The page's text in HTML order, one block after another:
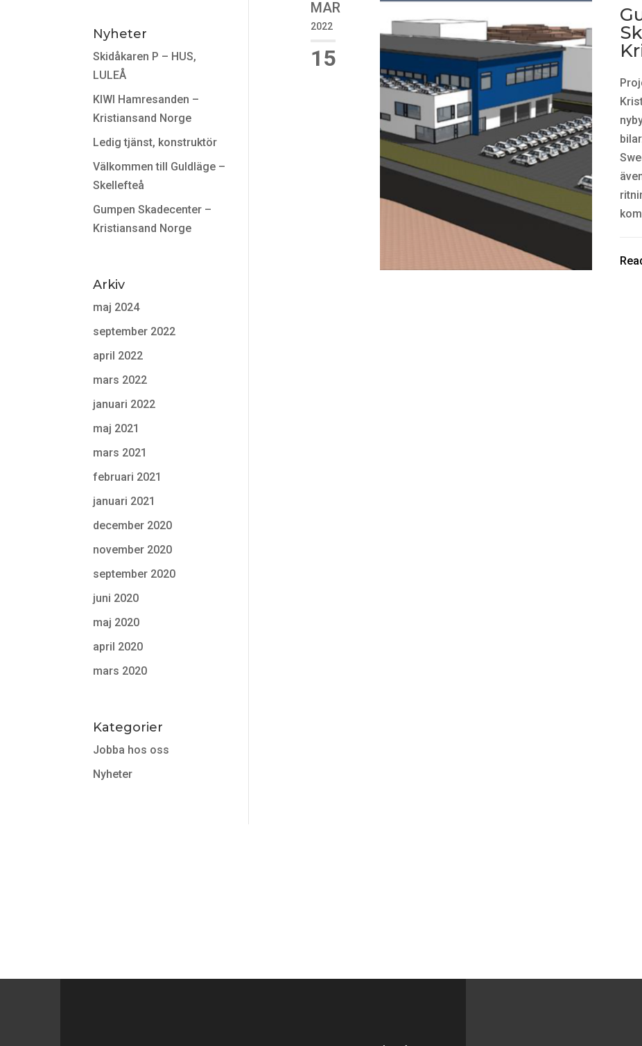
Nyheter
Skidåkaren P – HUS,
LULEÅ
KIWI Hamresanden –
Kristiansand Norge
Ledig tjänst, konstruktör
Välkommen till Guldläge –
Skellefteå
Gumpen Skadecenter –
Kristiansand Norge
Arkiv
maj 2024
september 2022
april 2022
mars 2022
januari 2022
maj 2021
mars 2021
februari 2021
januari 2021
december 2020
november 2020
september 2020
juni 2020
maj 2020
april 2020
mars 2020
Kategorier
Jobba hos oss
Nyheter
MAR
2022
15